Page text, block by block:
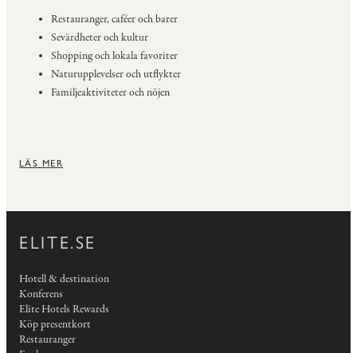
Restauranger, caféer och barer
Sevärdheter och kultur
Shopping och lokala favoriter
Naturupplevelser och utflykter
Familjeaktiviteter och nöjen
LÄS MER
ELITE.SE
Hotell & destination
Konferens
Elite Hotels Rewards
Köp presentkort
Restauranger